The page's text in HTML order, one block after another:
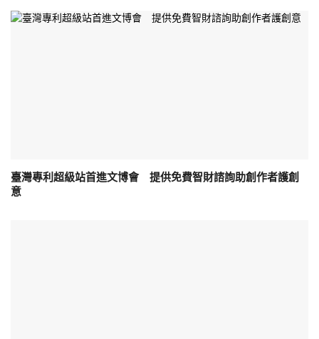
臺灣專利超級站首進文博會 提供免費智財諮詢助創作者護創
意